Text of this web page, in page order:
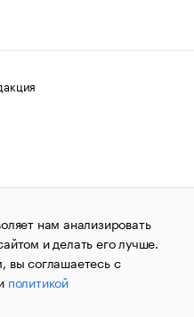
авторских прав
1995–2026.Сообщения
«РБК»
по надзору в сфере
и массовых
за номером ИА
«РБК». Отдельные
нам анализировать
и делать его лучше.
вы соглашаетесь с
политикой